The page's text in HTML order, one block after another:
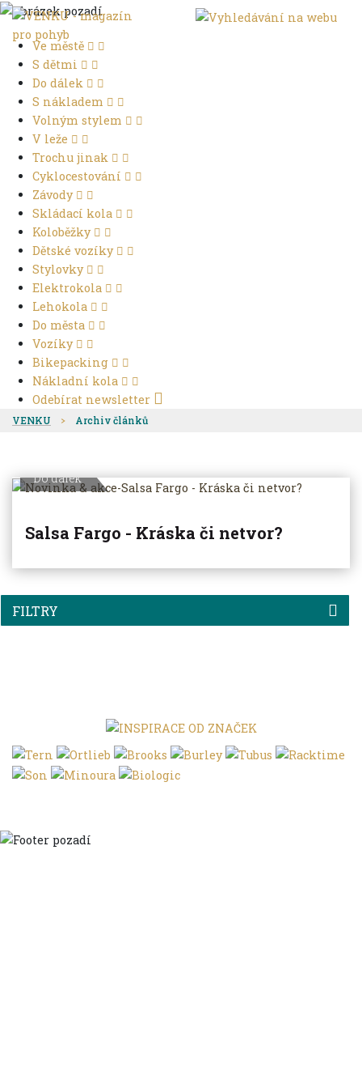
Ve městě
S dětmi
Do dálek
S nákladem
Volným stylem
V leže
Trochu jinak
Cyklocestování
Závody
Skládací kola
Koloběžky
Dětské vozíky
Stylovky
Elektrokola
Lehokola
Do města
Vozíky
Bikepacking
Nákladní kola
Odebírat newsletter
VENKU Archiv článků
FILTRY
Do dálek
Salsa Fargo - Kráska či netvor?